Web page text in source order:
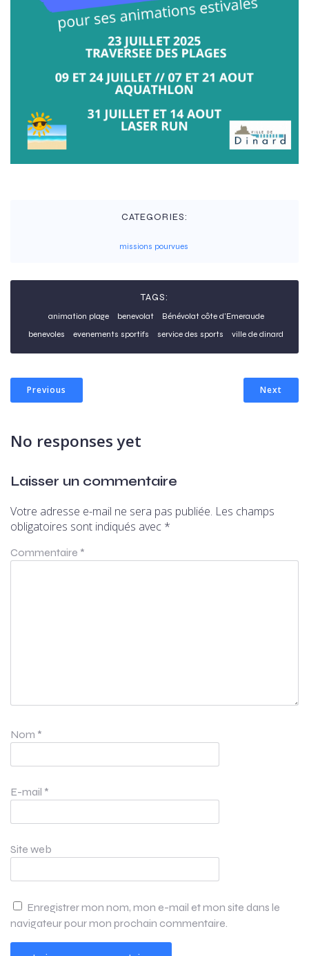
CATEGORIES:
missions pourvues
TAGS:
animation plage benevolat
Bénévolat côte d'Emeraude
benevoles
evenements sportifs service des sports ville de dinard
Previous Next
No responses yet
Laisser un commentaire
Votre adresse e-mail ne sera pas publiée. Les champs
obligatoires sont indiqués avec *
Commentaire *
Nom *
E-mail *
Site web
Enregistrer mon nom, mon e-mail et mon site dans le
navigateur pour mon prochain commentaire.